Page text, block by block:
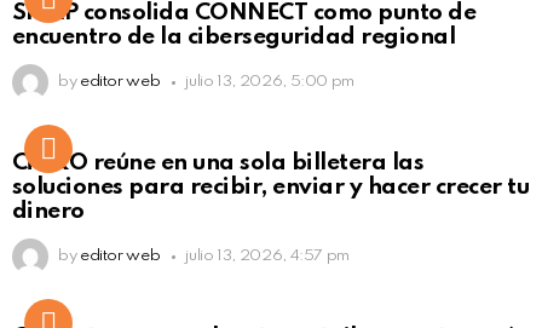
Click to view this post
SISAP consolida CONNECT como punto de
encuentro de la ciberseguridad regional
by editor web julio 13, 2026, 5:00 pm
Not Safe For Work
Click to view this post
CiNKO reúne en una sola billetera las
soluciones para recibir, enviar y hacer crecer tu
dinero
by editor web julio 13, 2026, 4:57 pm